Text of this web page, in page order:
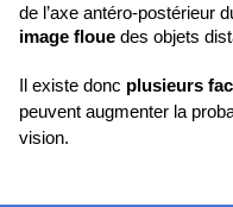
image floue des objets
Il existe donc plusieurs
peuvent augmenter la
vision.